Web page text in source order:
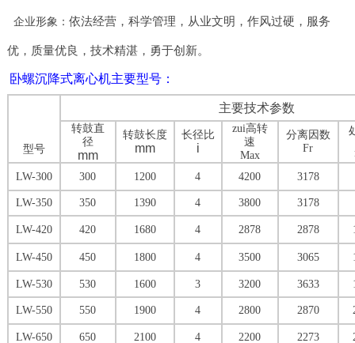
企业形象： 依法经营，科学管理，从业文明，作风过硬，服务
优，质量优良，技术精湛，勇于创新。
卧螺沉降式离心机主要型号：
型号
主要技术参数
转鼓直
径
mm
转鼓长度
mm
长径比
i
zui高转
速
Max
分离因数
Fr
LW-300 300 1200 4 4200 3178
LW-350 350 1390 4 3800 3178
LW-420 420 1680 4 2878 2878
LW-450 450 1800 4 3500 3065
LW-530 530 1600 3 3200 3633
LW-550 550 1900 4 2800 2870
LW-650 650 2100 4 2200 2273